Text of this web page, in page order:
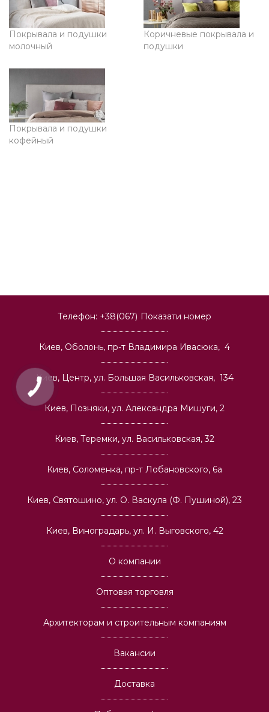
Покрывала и подушки
молочный
Коричневые покрывала и
подушки
Покрывала и подушки
кофейный
Телефон: +38(067) Показати номер
Киев, Оболонь, пр-т Владимира Ивасюка, 4
Киев, Центр, ул. Большая Васильковская, 134
Киев, Позняки, ул. Александра Мишуги, 2
Киев, Теремки, ул. Васильковская, 32
Киев, Соломенка, пр-т Лобановского, 6а
Киев, Святошино, ул. О. Васкула (Ф. Пушиной), 23
Киев, Виноградарь, ул. И. Выговского, 42
О компании
Оптовая торговля
Архитекторам и строительным компаниям
Вакансии
Доставка